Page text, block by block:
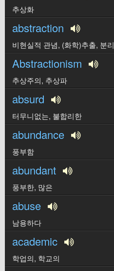
추상화
abstraction
비현실적 관념, (화학)추출, 분리
Abstractionism
추상주의, 추상파
absurd
터무니없는, 불합리한
abundance
풍부함
abundant
풍부한, 많은
abuse
남용하다
academic
학업의, 학교의